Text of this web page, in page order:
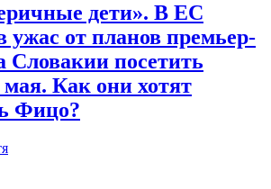
дети». В ЕС
от планов премьер-
Словакии посетить
Как они хотят
Фицо?